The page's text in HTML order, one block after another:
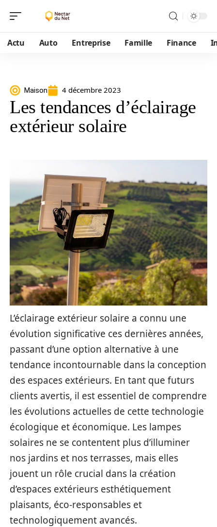
Actu Auto Entreprise Famille Finance
Maison 4 décembre 2023
Les tendances d’éclairage
extérieur solaire
L’éclairage extérieur solaire a connu une
évolution significative ces dernières années,
passant d’une option alternative à une
tendance incontournable dans la conception
des espaces extérieurs. En tant que futurs
clients avertis, il est essentiel de comprendre
les évolutions actuelles de cette technologie
écologique et économique. Les lampes
solaires ne se contentent plus d’illuminer
nos jardins et nos terrasses, mais elles
jouent un rôle crucial dans la création
d’espaces extérieurs esthétiquement
plaisants, éco-responsables et
technologiquement avancés.